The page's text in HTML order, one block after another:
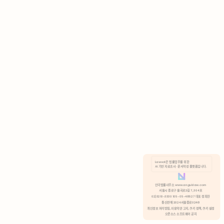
분석 쿠키 허용
Lawvot은 법률업무를 위한
AI 기반 자료조사 · 문서작성 플랫폼입니다.
안국법률사무소 www.anguklaw.com
서울시 종로구 율곡로2길 7, 304호
02)3210-3330 105-05-48527 대표 정희찬
통신판매 2024서울종로0248
개인정보 처리방침, 이용약관 고지, 쿠키 정책, 쿠키 설정
오픈소스 소프트웨어 공지